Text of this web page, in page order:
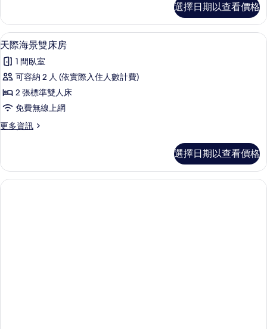
所
有
相
片
海
景
大
房
的
情
選擇日期以查看價格
顯
示
天
際
海
景
雙
房
的
迷你吧、客房內保險箱、遮光布/窗簾
1
天際海景雙床房
1 間臥室
可容納 2 人 (依實際入住人數計費)
2 張標準雙人床
免費無線上網
更多資訊
更
海
景
雙
選擇日期以查看價格